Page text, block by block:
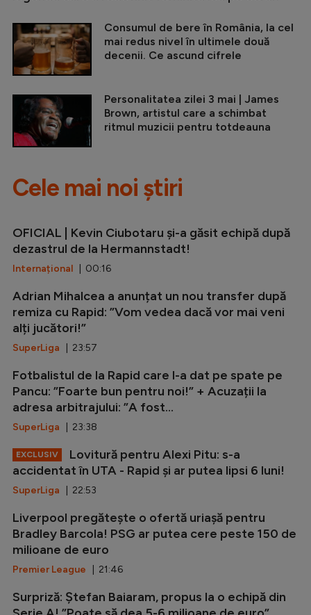
Consumul de bere în România, la cel
mai redus nivel în ultimele două
decenii. Ce ascund cifrele
Personalitatea zilei 3 mai | James
Brown, artistul care a schimbat
ritmul muzicii pentru totdeauna
Cele mai noi știri
OFICIAL | Kevin Ciubotaru și-a găsit echipă după
dezastrul de la Hermannstadt!
Internațional | 00:16
Adrian Mihalcea a anunțat un nou transfer după
remiza cu Rapid: ”Vom vedea dacă vor mai veni
alți jucători!”
SuperLiga | 23:57
Fotbalistul de la Rapid care l-a dat pe spate pe
Pancu: ”Foarte bun pentru noi!” + Acuzații la
adresa arbitrajului: ”A fost...
SuperLiga | 23:38
EXCLUSIV
Lovitură pentru Alexi Pitu: s-a
accidentat în UTA - Rapid și ar putea lipsi 6 luni!
SuperLiga | 22:53
Liverpool pregătește o ofertă uriașă pentru
Bradley Barcola! PSG ar putea cere peste 150 de
milioane de euro
Premier League | 21:46
Surpriză: Ștefan Baiaram, propus la o echipă din